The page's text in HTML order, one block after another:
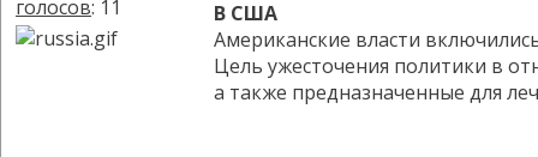
голосов: 11
В США
Американские власти
Цель ужесточения политики в
а также предназначенные для